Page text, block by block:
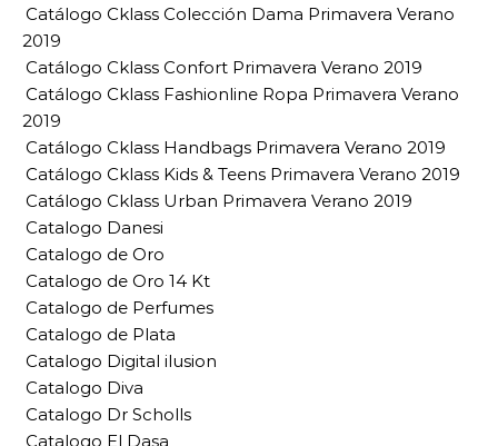
Catálogo Cklass Colección Dama Primavera Verano
2019
Catálogo Cklass Confort Primavera Verano 2019
Catálogo Cklass Fashionline Ropa Primavera Verano
2019
Catálogo Cklass Handbags Primavera Verano 2019
Catálogo Cklass Kids & Teens Primavera Verano 2019
Catálogo Cklass Urban Primavera Verano 2019
Catalogo Danesi
Catalogo de Oro
Catalogo de Oro 14 Kt
Catalogo de Perfumes
Catalogo de Plata
Catalogo Digital ilusion
Catalogo Diva
Catalogo Dr Scholls
Catalogo El Dasa